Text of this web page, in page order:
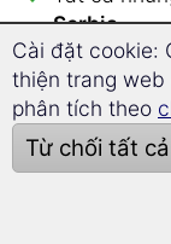
Serbia
Bất cứ ai
Với vốn từ
bạn có thể
từ từ vựng.
Cài đặt cookie:
thiện trang
phân tích theo
Từ chối tất cả